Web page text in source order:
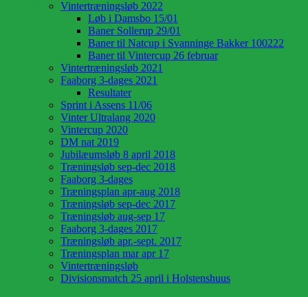
Vintertræningsløb 2022
Løb i Damsbo 15/01
Baner Sollerup 29/01
Baner til Natcup i Svanninge Bakker 100222
Baner til Vintercup 26 februar
Vintertræningsløb 2021
Faaborg 3-dages 2021
Resultater
Sprint i Assens 11/06
Vinter Ultralang 2020
Vintercup 2020
DM nat 2019
Jubilæumsløb 8 april 2018
Træningsløb sep-dec 2018
Faaborg 3-dages
Træningsplan apr-aug 2018
Træningsløb sep-dec 2017
Træningsløb aug-sep 17
Faaborg 3-dages 2017
Træningsløb apr.-sept. 2017
Træningsplan mar apr 17
Vintertræningsløb
Divisionsmatch 25 april i Holstenshuus